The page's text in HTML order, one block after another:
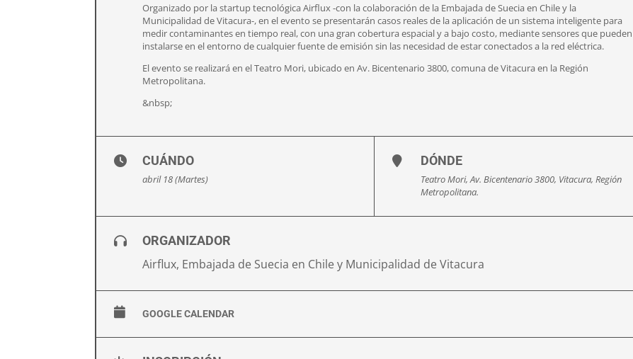
Organizado por la startup tecnológica Airflux -con la colaboración de la Embajada de Suecia en Chile y la
Municipalidad de Vitacura-, en el evento se presentarán casos reales de la aplicación de un sistema inteligente para
medir contaminantes en tiempo real, con una gran cobertura espacial y a bajo costo, mediante sensores que pueden
instalarse en el entorno de cualquier fuente de emisión sin las necesidad de estar conectados a la red eléctrica.
El evento se realizará en el Teatro Mori, ubicado en Av. Bicentenario 3800, comuna de Vitacura en la Región
Metropolitana.
&nbsp;
CUÁNDO
abril 18 (Martes)
DÓNDE
Teatro Mori, Av. Bicentenario 3800, Vitacura, Región
Metropolitana.
ORGANIZADOR
Airflux, Embajada de Suecia en Chile y Municipalidad de Vitacura
GOOGLE CALENDAR